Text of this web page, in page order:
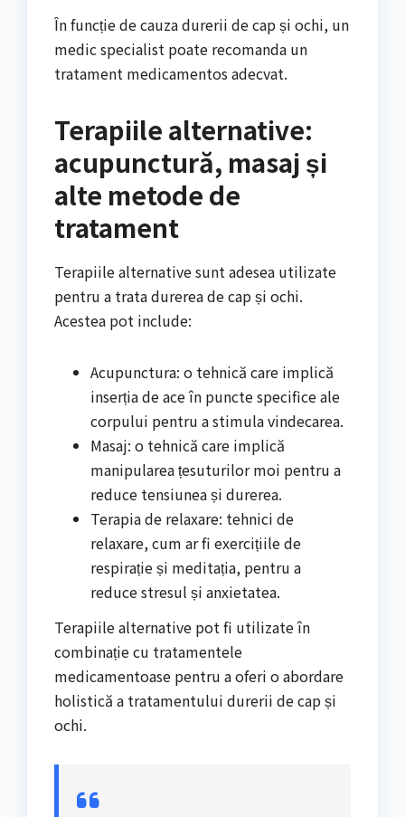
În funcție de cauza durerii de cap și ochi, un
medic specialist poate recomanda un
tratament medicamentos adecvat.
Terapiile alternative:
acupunctură, masaj și
alte metode de
tratament
Terapiile alternative sunt adesea utilizate
pentru a trata durerea de cap și ochi.
Acestea pot include:
Acupunctura: o tehnică care implică
inserția de ace în puncte specifice ale
corpului pentru a stimula vindecarea.
Masaj: o tehnică care implică
manipularea țesuturilor moi pentru a
reduce tensiunea și durerea.
Terapia de relaxare: tehnici de
relaxare, cum ar fi exercițiile de
respirație și meditația, pentru a
reduce stresul și anxietatea.
Terapiile alternative pot fi utilizate în
combinație cu tratamentele
medicamentoase pentru a oferi o abordare
holistică a tratamentului durerii de cap și
ochi.